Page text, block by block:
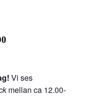
Vi ses
mellan ca 12.00-